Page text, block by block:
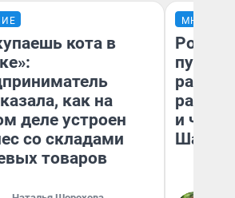
кота в
как на
деле устроен
со складами
товаров
МНЕНИЕ
и чем